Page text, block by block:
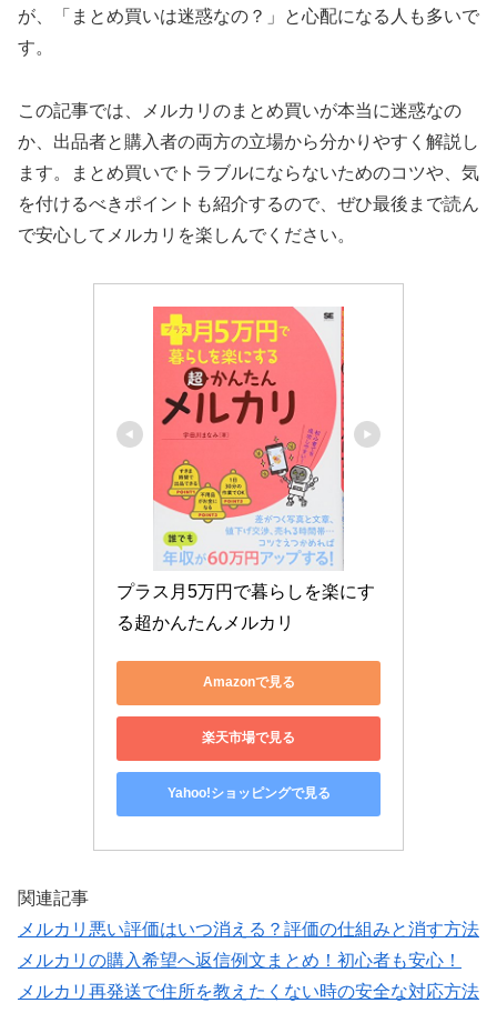
が、「まとめ買いは迷惑なの？」と心配になる人も多いで
す。
この記事では、メルカリのまとめ買いが本当に迷惑なの
か、出品者と購入者の両方の立場から分かりやすく解説し
ます。まとめ買いでトラブルにならないためのコツや、気
を付けるべきポイントも紹介するので、ぜひ最後まで読ん
で安心してメルカリを楽しんでください。
プラス月5万円で暮らしを楽にす
る超かんたんメルカリ
Amazonで見る
楽天市場で見る
Yahoo!ショッピングで見る
関連記事
メルカリ悪い評価はいつ消える？評価の仕組みと消す方法
メルカリの購入希望へ返信例文まとめ！初心者も安心！
メルカリ再発送で住所を教えたくない時の安全な対応方法